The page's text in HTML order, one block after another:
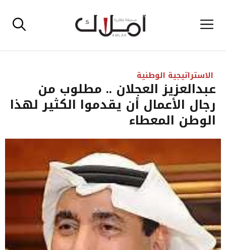
إلى القائمة
الاستراتيجية الوطنية
عبدالعزيز العجلان .. مطلوب من
رجال الأعمال أن يقدموا الكثير لهذا
الوطن المعطاء